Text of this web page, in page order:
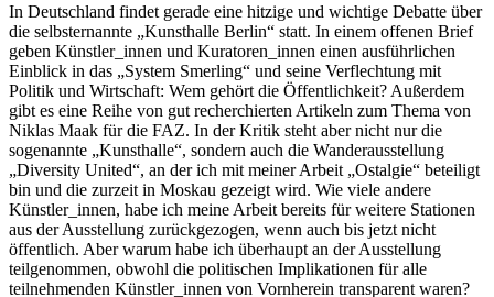
In Deutschland findet gerade eine hitzige und wichtige Debatte über
die selbsternannte „Kunsthalle Berlin“ statt. In einem offenen Brief
geben Künstler_innen und Kuratoren_innen einen ausführlichen
Einblick in das „System Smerling“ und seine Verflechtung mit
Politik und Wirtschaft: Wem gehört die Öffentlichkeit? Außerdem
gibt es eine Reihe von gut recherchierten Artikeln zum Thema von
Niklas Maak für die FAZ. In der Kritik steht aber nicht nur die
sogenannte „Kunsthalle“, sondern auch die Wanderausstellung
„Diversity United“, an der ich mit meiner Arbeit „Ostalgie“ beteiligt
bin und die zurzeit in Moskau gezeigt wird. Wie viele andere
Künstler_innen, habe ich meine Arbeit bereits für weitere Stationen
aus der Ausstellung zurückgezogen, wenn auch bis jetzt nicht
öffentlich. Aber warum habe ich überhaupt an der Ausstellung
teilgenommen, obwohl die politischen Implikationen für alle
teilnehmenden Künstler_innen von Vornherein transparent waren?